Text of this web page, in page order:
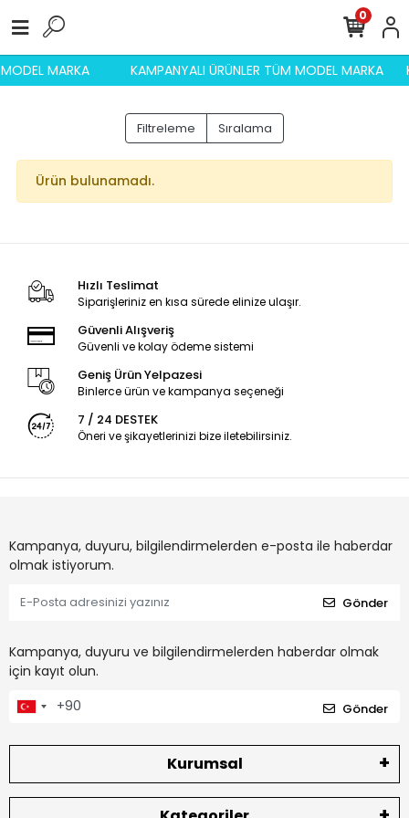
MARKA KAMPANYALI ÜRÜNLER TÜM MODEL MARKA
0
Filtreleme Sıralama
Ürün bulunamadı.
Hızlı Teslimat
Siparişleriniz en kısa sürede elinize ulaşır.
Güvenli Alışveriş
Güvenli ve kolay ödeme sistemi
Geniş Ürün Yelpazesi
Binlerce ürün ve kampanya seçeneği
7 / 24 DESTEK
Öneri ve şikayetlerinizi bize iletebilirsiniz.
Kampanya, duyuru, bilgilendirmelerden e-posta ile haberdar
olmak istiyorum.
Gönder
Kampanya, duyuru ve bilgilendirmelerden haberdar olmak
için kayıt olun.
Gönder
Kurumsal